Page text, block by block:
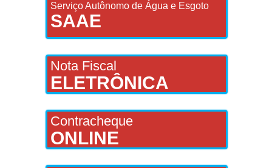
Serviço Autônomo de Água e Esgoto
SAAE
Nota Fiscal
ELETRÔNICA
Contracheque
ONLINE